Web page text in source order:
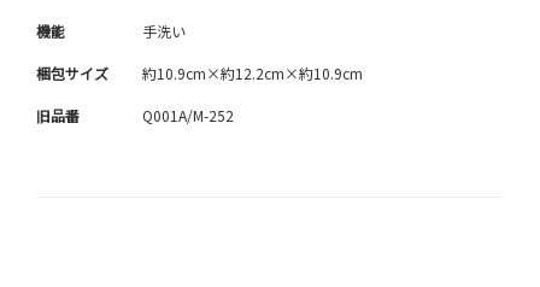
機能 手洗い
梱包サイズ 約10.9cm×約12.2cm×約10.9cm
旧品番 Q001A/M-252